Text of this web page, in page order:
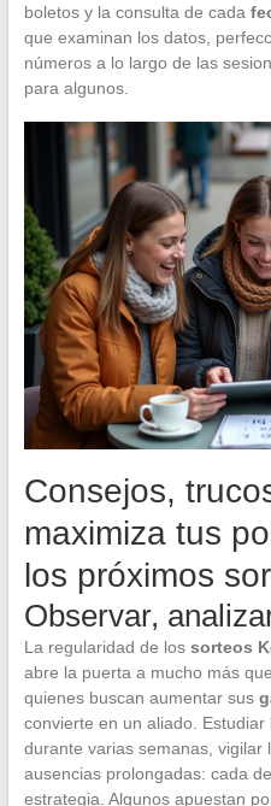
boletos y la consulta de cada
que examinan los datos,
números a lo largo de las
para algunos.
Consejos,
maximiza tus
los próximos
Observar,
La regularidad de los sorteos
abre la puerta a mucho más
quienes buscan aumentar sus
convierte en un aliado.
durante varias semanas, vigilar
ausencias prolongadas: cada
estrategia. Algunos apuestan